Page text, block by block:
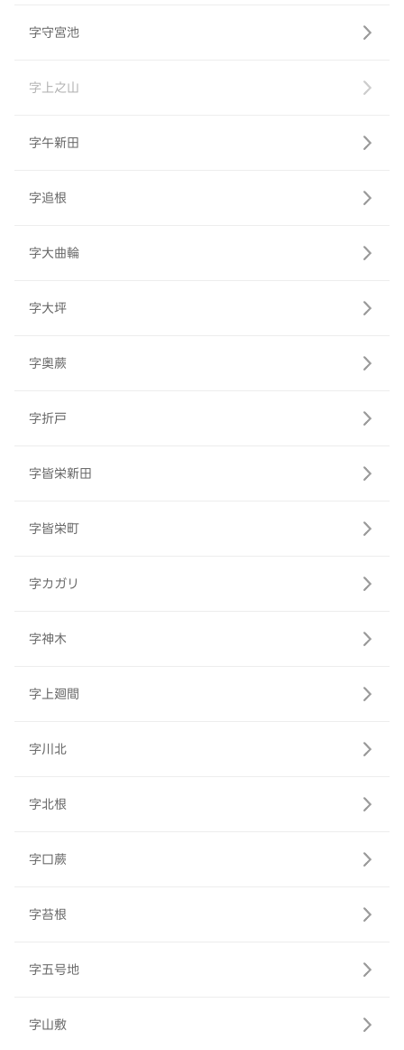
字守宮池
字上之山
字午新田
字追根
字大曲輪
字大坪
字奥蕨
字折戸
字皆栄新田
字皆栄町
字カガリ
字神木
字上廻間
字川北
字北根
字口蕨
字苔根
字五号地
字山敷